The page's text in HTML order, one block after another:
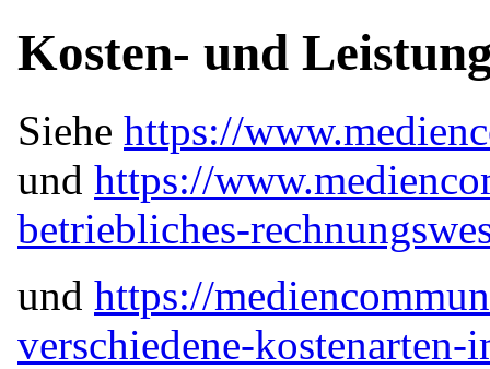
Kosten- und
Siehe https://
und https://
betriebliches-
und https://
verschiedene-